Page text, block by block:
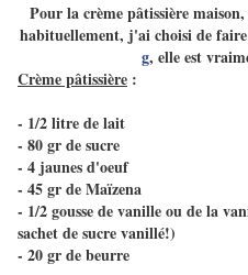
Pour la crème pâtissière
habituellement, j'ai choisi de
g, elle est
Crème pâtissière :
- 1/2 litre de lait
- 80 gr de sucre
- 4 jaunes d'oeuf
- 45 gr de Maïzena
- 1/2 gousse de vanille ou de la
sachet de sucre vanillé!)
- 20 gr de beurre